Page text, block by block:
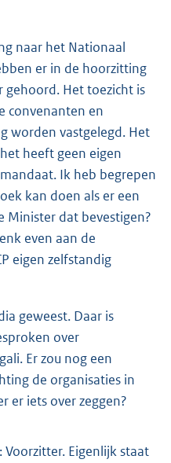
naar het Nationaal
er in de hoorzitting
gehoord. Het toezicht is
convenanten en
worden vastgelegd. Het
heeft geen eigen
Ik heb begrepen
kan doen als er een
Minister dat bevestigen?
even aan de
eigen zelfstandig
geweest. Daar is
over
Er zou nog een
de organisaties in
er iets over zeggen?
Voorzitter. Eigenlijk staat